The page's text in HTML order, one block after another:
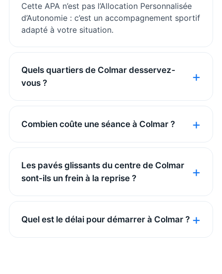
Cette APA n’est pas l’Allocation Personnalisée
d’Autonomie : c’est un accompagnement sportif
adapté à votre situation.
Quels quartiers de Colmar desservez-
vous ?
Combien coûte une séance à Colmar ?
Les pavés glissants du centre de Colmar
sont-ils un frein à la reprise ?
Quel est le délai pour démarrer à Colmar ?